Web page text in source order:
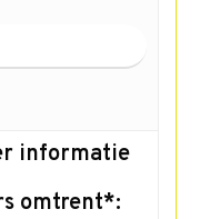
informatie
omtrent*: